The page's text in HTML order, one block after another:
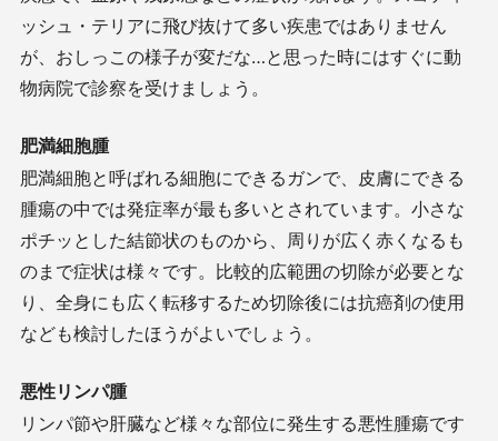
ッシュ・テリアに飛び抜けて多い疾患ではありません
が、おしっこの様子が変だな…と思った時にはすぐに動
物病院で診察を受けましょう。
肥満細胞腫
肥満細胞と呼ばれる細胞にできるガンで、皮膚にできる
腫瘍の中では発症率が最も多いとされています。小さな
ポチッとした結節状のものから、周りが広く赤くなるも
のまで症状は様々です。比較的広範囲の切除が必要とな
り、全身にも広く転移するため切除後には抗癌剤の使用
なども検討したほうがよいでしょう。
悪性リンパ腫
リンパ節や肝臓など様々な部位に発生する悪性腫瘍です